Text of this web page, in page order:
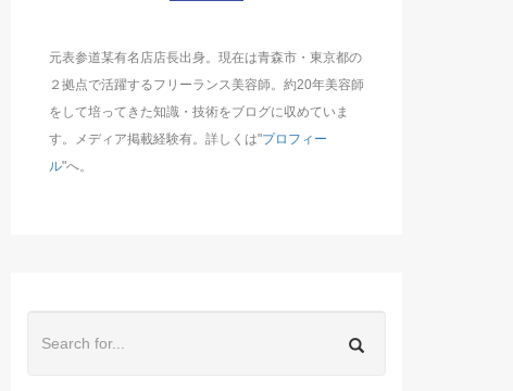
元表参道某有名店店長出身。現在は青森市・東京都の
２拠点で活躍するフリーランス美容師。約20年美容師
をして培ってきた知識・技術をブログに収めていま
す。メディア掲載経験有。詳しくは"プロフィー
ル"へ。